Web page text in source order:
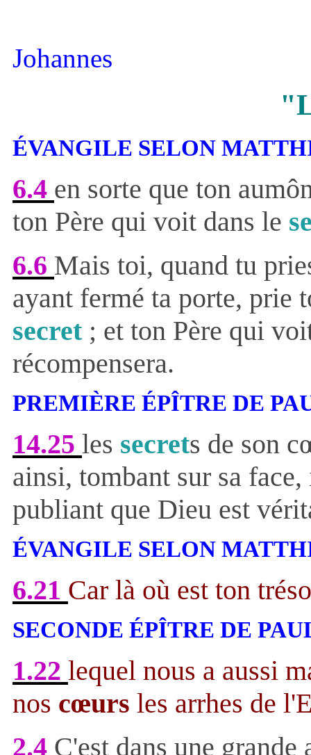
Johannes
ÉVANGILE SELON
6.4 en sorte que ton
ton Père qui voit dans le
6.6 Mais toi, quand tu
ayant fermé ta porte, prie
secret; et ton Père qui
récompensera.
PREMIÈRE ÉPÎTRE DE
14.25 les secrets de son
ainsi, tombant sur sa
publiant que Dieu est
ÉVANGILE SELON
6.21 Car là où est ton
SECONDE ÉPÎTRE DE
1.22 lequel nous a aussi
nos cœurs les arrhes de
2.4 C'est dans une